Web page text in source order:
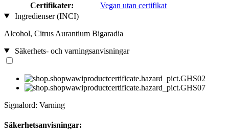
Certifikater:
Vegan utan certifikat
Ingredienser (INCI)
Alcohol, Citrus Aurantium Bigaradia
Säkerhets- och varningsanvisningar
Signalord: Varning
Säkerhetsanvisningar: